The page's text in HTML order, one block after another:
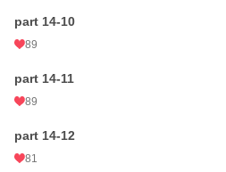
part 14-10
89
part 14-11
89
part 14-12
81